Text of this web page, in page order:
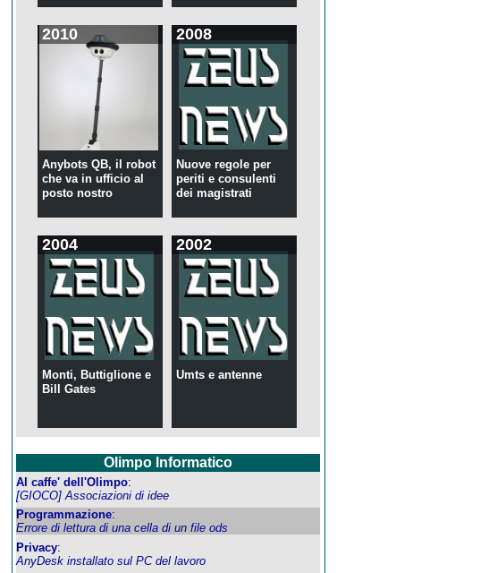
2010
Anybots QB, il robot
che va in ufficio al
posto nostro
2008
Nuove regole per
periti e consulenti
dei magistrati
2004
Monti, Buttiglione e
Bill Gates
2002
Umts e antenne
Olimpo Informatico
Al caffe' dell'Olimpo:
[GIOCO] Associazioni di idee
Programmazione:
Errore di lettura di una cella di un file ods
Privacy:
AnyDesk installato sul PC del lavoro